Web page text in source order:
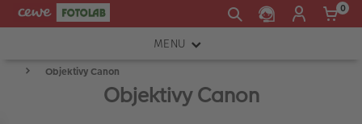
0
MENU
FOTOAPARÁTY
Objektivy Canon
Objektivy Canon